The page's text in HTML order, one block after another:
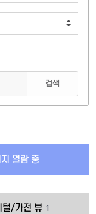
검색
열람 중
털/가전 뷰 1